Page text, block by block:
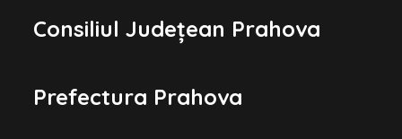
Consiliul Județean Prahova
Prefectura Prahova